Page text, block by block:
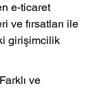
e-ticaret
ve fırsatları ile
girişimcilik
ve